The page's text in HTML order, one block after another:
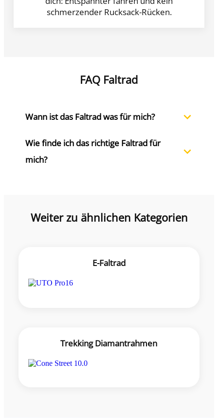
schmerzender Rucksack-Rücken.
FAQ Faltrad
Wann ist das Faltrad was für mich?
Wie finde ich das richtige Faltrad für
mich?
Weiter zu ähnlichen Kategorien
E-Faltrad
Trekking Diamantrahmen